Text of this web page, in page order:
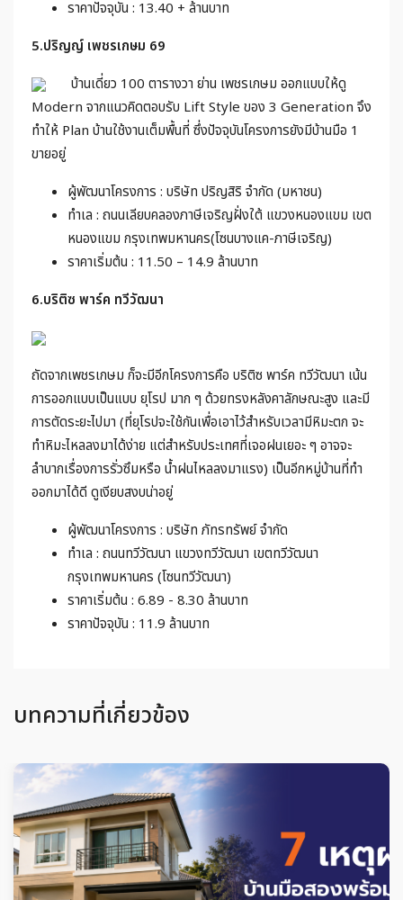
ราคาปัจจุบัน : 13.40 + ล้านบาท
5.ปริญญ์ เพชรเกษม 69
บ้านเดี่ยว 100 ตารางวา ย่าน เพชรเกษม ออกแบบให้ดู
Modern จากแนวคิดตอบรับ Lift Style ของ 3 Generation จึง
ทำให้ Plan บ้านใช้งานเต็มพื้นที่ ซึ่งปัจจุบันโครงการยังมีบ้านมือ 1
ขายอยู่
ผู้พัฒนาโครงการ : บริษัท ปริญสิริ จำกัด (มหาชน)
ทำเล : ถนนเลียบคลองภาษีเจริญฝั่งใต้ แขวงหนองแขม เขต
หนองแขม กรุงเทพมหานคร(โซนบางแค-ภาษีเจริญ)
ราคาเริ่มต้น : 11.50 – 14.9 ล้านบาท
6.บริติซ พาร์ค ทวีวัฒนา
ถัดจากเพชรเกษม ก็จะมีอีกโครงการคือ บริติซ พาร์ค ทวีวัฒนา เน้น
การออกแบบเป็นแบบ ยุโรป มาก ๆ ด้วยทรงหลังคาลักษณะสูง และมี
การตัดระยะไปมา (ที่ยุโรปจะใช้กันเพื่อเอาไว้สำหรับเวลามีหิมะตก จะ
ทำหิมะไหลลงมาได้ง่าย แต่สำหรับประเทศที่เจอฝนเยอะ ๆ อาจจะ
ลำบากเรื่องการรั่วซึมหรือ น้ำฝนไหลลงมาแรง) เป็นอีกหมู่บ้านที่ทำ
ออกมาได้ดี ดูเงียบสงบน่าอยู่
ผู้พัฒนาโครงการ : บริษัท ภัทรทรัพย์ จำกัด
ทำเล : ถนนทวีวัฒนา แขวงทวีวัฒนา เขตทวีวัฒนา
กรุงเทพมหานคร (โซนทวีวัฒนา)
ราคาเริ่มต้น : 6.89 - 8.30 ล้านบาท
ราคาปัจจุบัน : 11.9 ล้านบาท
บทความที่เกี่ยวข้อง